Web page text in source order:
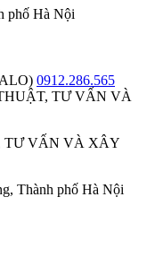
phố Hà Nội
0912.286.565
TƯ VẤN VÀ
TƯ VẤN VÀ XÂY
Thành phố Hà Nội